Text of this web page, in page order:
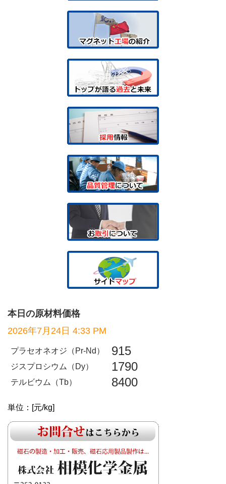
本日の原材料価格
2026年7月24日 4:33 PM
プラセオネオジ（Pr-Nd） 915
ジスプロシウム（Dy） 1790
テルビウム（Tb） 8400
単位：[元/kg]